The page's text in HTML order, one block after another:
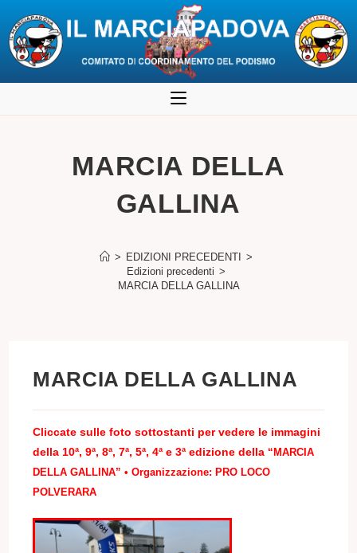
al
MARCIA DELLA
GALLINA
> EDIZIONI PRECEDENTI
>
Edizioni precedenti >
MARCIA DELLA GALLINA
MARCIA DELLA GALLINA
Cliccate sulle foto sottostanti per vedere le immagini
della10ª,9ª, 8ª,7ª,5ª,4ª e3ª edizione della “MARCIA
DELLA GALLINA” • Organizzazione: PRO LOCO
POLVERARA